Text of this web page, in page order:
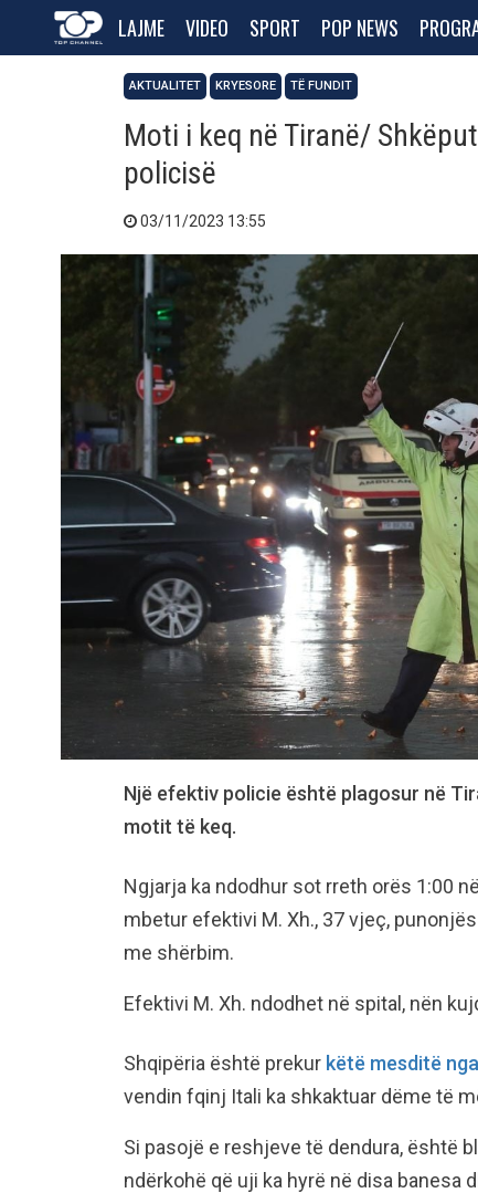
LAJME VIDEO SPORT POP NEWS
AKTUALITET KRYESORE TË FUNDIT
Moti i keq në Tiranë/
policisë
03/11/2023 13:55
Një efektiv policie është plagosur në
motit të keq.
Ngjarja ka ndodhur sot rreth orës 1:00
mbetur efektivi M. Xh., 37 vjeç,
me shërbim.
Efektivi M. Xh. ndodhet në spital, nën
Shqipëria është prekur këtë mesditë
vendin fqinj Itali ka shkaktuar dëme të
Si pasojë e reshjeve të dendura, është
ndërkohë që uji ka hyrë në disa banesa